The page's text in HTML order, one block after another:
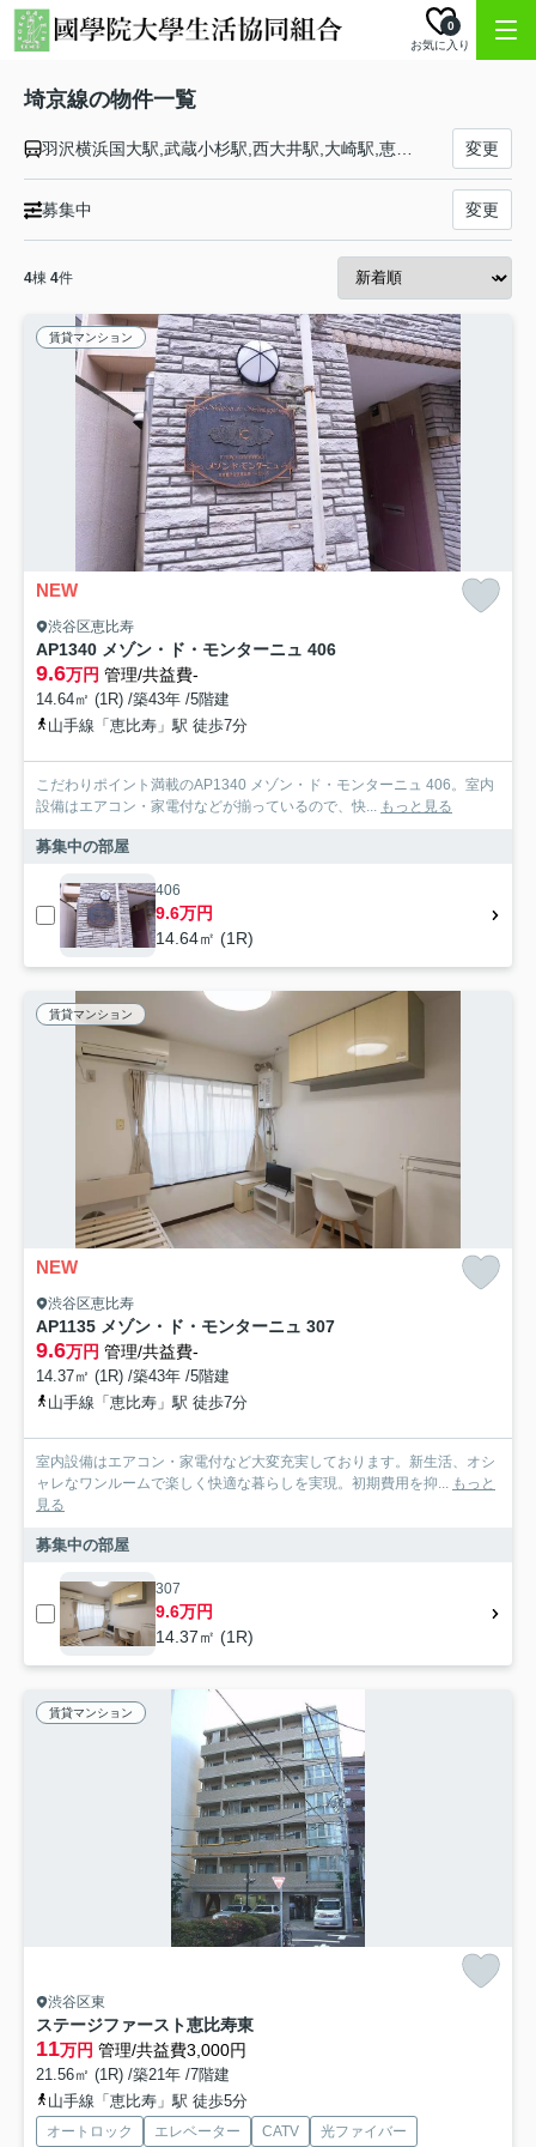
お気に入り
0
埼京線の物件一覧
変更
募集中 変更
4棟 4件
賃貸マンション
NEW
渋谷区恵比寿
AP1340 メゾン・ド・モンターニュ 406
9.6万円 管理/共益費-
14.64㎡ (1R) /築43年 /5階建
山手線「恵比寿」駅 徒歩7分
こだわりポイント満載のAP1340 メゾン・ド・モンターニュ 406。室内
設備はエアコン・家電付などが揃っているので、快... もっと見る
募集中の部屋
406
9.6万円
14.64㎡ (1R)
賃貸マンション
NEW
渋谷区恵比寿
AP1135 メゾン・ド・モンターニュ 307
9.6万円 管理/共益費-
14.37㎡ (1R) /築43年 /5階建
山手線「恵比寿」駅 徒歩7分
室内設備はエアコン・家電付など大変充実しております。新生活、オシ
ャレなワンルームで楽しく快適な暮らしを実現。初期費用を抑... もっと
見る
募集中の部屋
307
9.6万円
14.37㎡ (1R)
賃貸マンション
渋谷区東
ステージファースト恵比寿東
11万円 管理/共益費3,000円
21.56㎡ (1R) /築21年 /7階建
山手線「恵比寿」駅 徒歩5分
オートロック エレベーター CATV 光ファイバー